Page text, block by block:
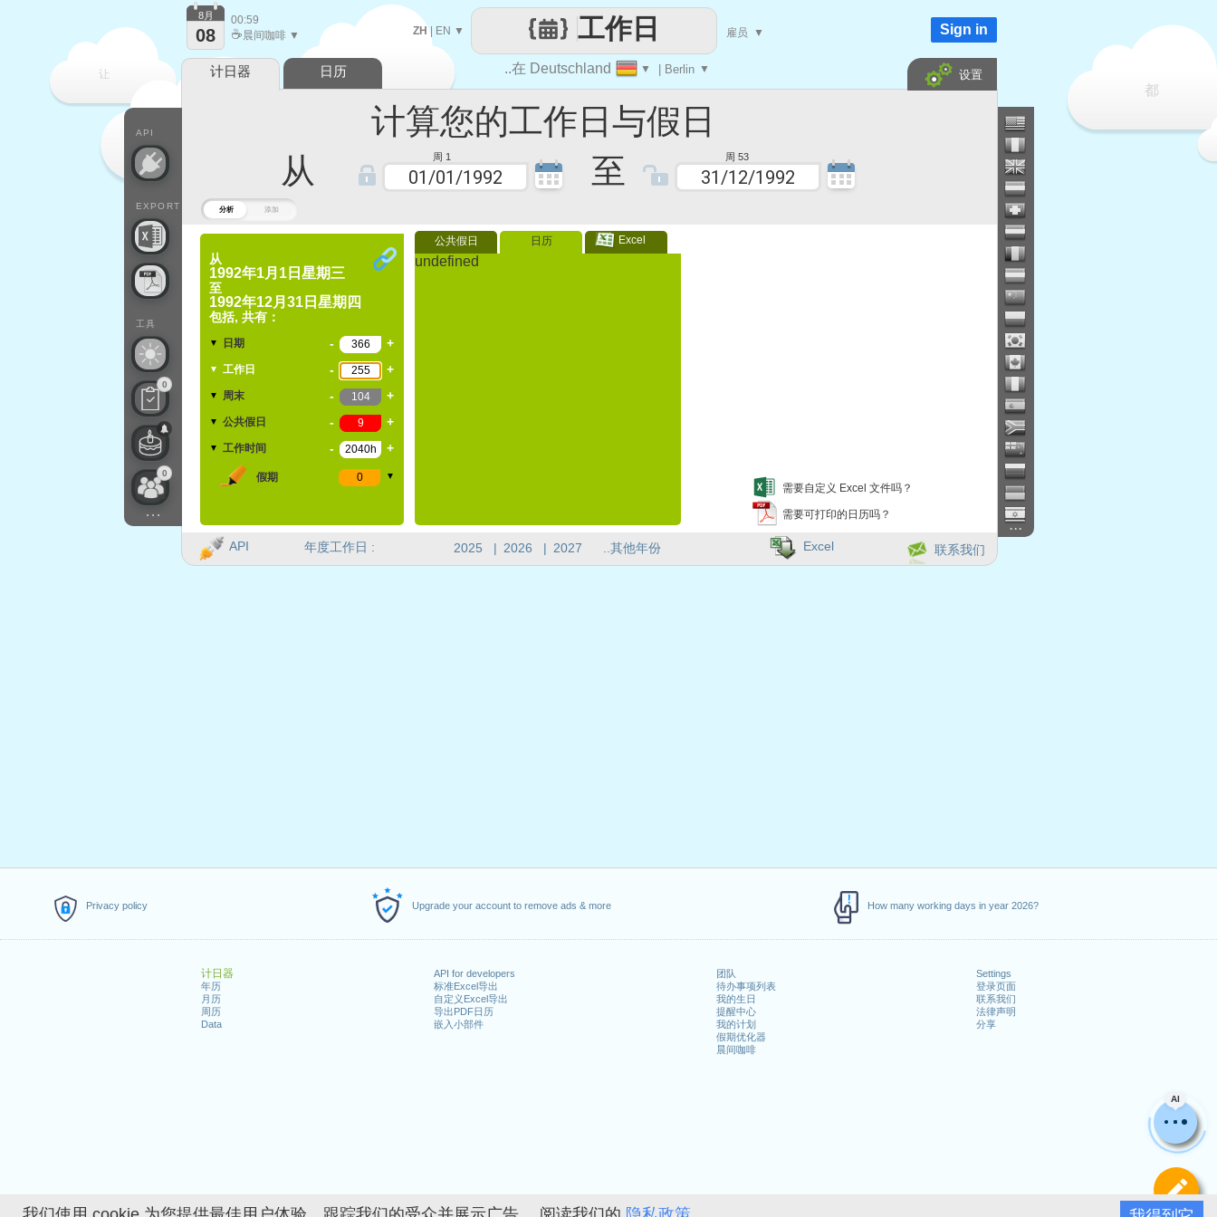
Privacy policy Upgrade your account to remove ads & more How many working days in year 2026?
计日器
年历
月历
周历
Data
API for developers
标准Excel导出
自定义Excel导出
导出PDF日历
嵌入小部件
团队
待办事项列表
我的生日
提醒中心
我的计划
假期优化器
晨间咖啡
Settings
登录页面
联系我们
法律声明
分享
分析 添加
计算您的工作日与假日
从
周 1 至 周 53
从
1992年1月1日星期三
至
1992年12月31日星期四
包括, 共有：
▼ 日期 - +
▼ 工作日 - +
▼ 周末 - +
▼ 公共假日 - +
▼ 工作时间 - +
假期 ▼
公共假日 日历 Excel
undefined
需要自定义 Excel 文件吗？
需要可打印的日历吗？
定
AI
让
都
..在 Deutschland ▼ | Berlin ▼
工作日
ZH | EN ▼ 雇员 ▼
API
EXPORT
工具
0
0
...
8月
08
00:59
☕晨间咖啡 ▼ Sign in
计日器 日历 设置
年度工作日 : 2025 | 2026 | 2027 ..其他年份
...
API 联系我们
Excel